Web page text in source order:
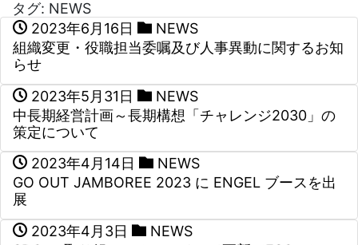
タグ: NEWS
2023年6月16日
NEWS
組織変更・役職担当委嘱及び人事異動に関するお知
らせ
2023年5月31日
NEWS
中長期経営計画～長期構想「チャレンジ2030」の
策定について
2023年4月14日
NEWS
GO OUT JAMBOREE 2023 に ENGEL ブースを出
展
2023年4月3日
NEWS